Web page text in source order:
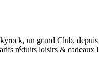
un grand Club, depuis
réduits loisirs & cadeaux !